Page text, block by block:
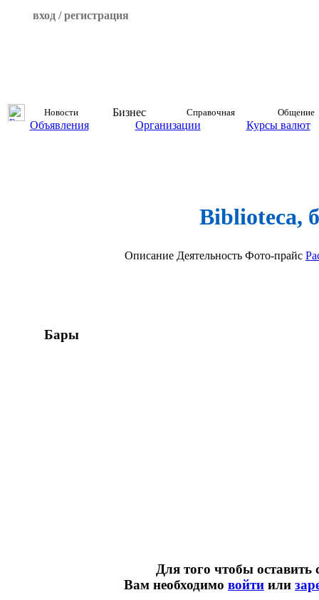
вход / регистрация
Новости Бизнес Справочная Общение
Объявления Организации Курсы валют
Biblioteca,
Описание Деятельность Фото-прайс
Бары
Для того чтобы оставить
Вам необходимо войти или